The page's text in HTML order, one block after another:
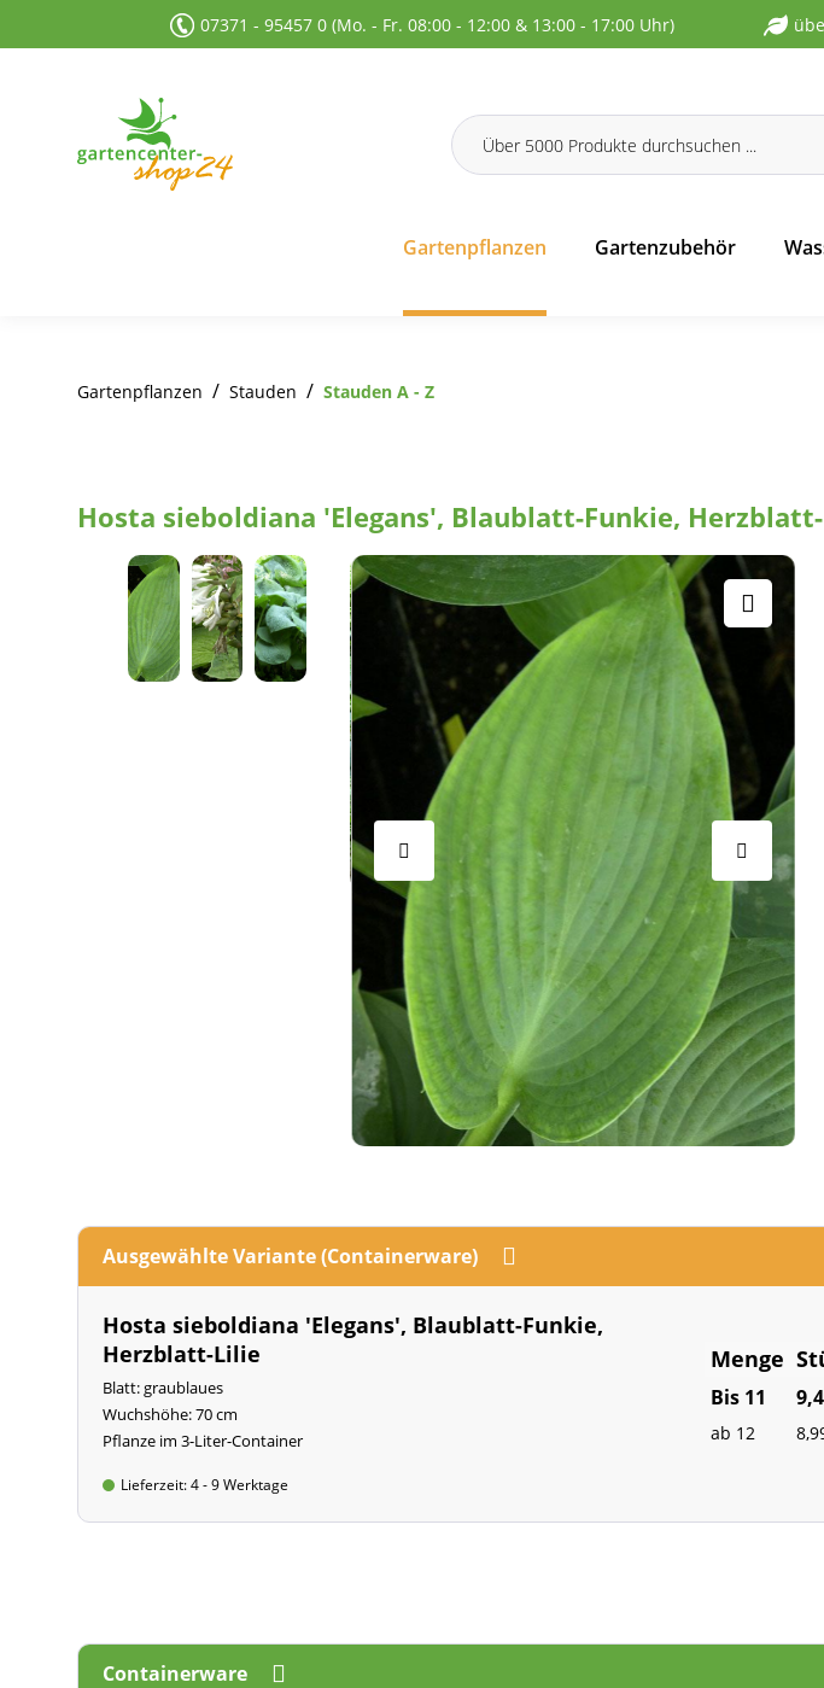
Zur Hauptnavigation springen
07371 - 95457 0 (Mo. - Fr. 08:00 - 12:00 & 13:00 - 17:00 Uhr)
Gartenpflanzen Gartenzubehör
Gartenpflanzen / Stauden / Stauden A - Z
Hosta sieboldiana 'Elegans', Blaublatt-Funkie,
Ausgewählte Variante (Containerware)
Hosta sieboldiana 'Elegans', Blaublatt-Funkie,
Herzblatt-Lilie
Blatt: graublaues
Wuchshöhe: 70 cm
Pflanze im 3-Liter-Container
Lieferzeit: 4 - 9 Werktage
Menge
Bis 11
ab 12
Containerware